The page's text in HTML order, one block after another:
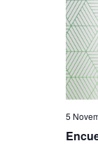
5